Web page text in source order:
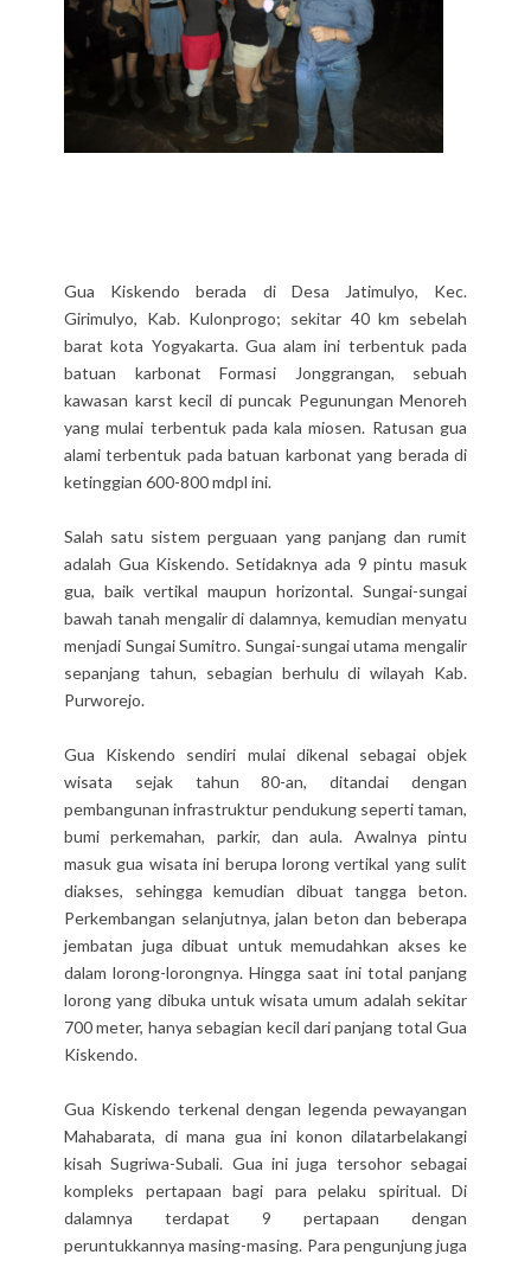
Gua Kiskendo berada di Desa Jatimulyo, Kec.
Girimulyo, Kab. Kulonprogo; sekitar 40 km sebelah
barat kota Yogyakarta. Gua alam ini terbentuk pada
batuan karbonat Formasi Jonggrangan, sebuah
kawasan karst kecil di puncak Pegunungan Menoreh
yang mulai terbentuk pada kala miosen. Ratusan gua
alami terbentuk pada batuan karbonat yang berada di
ketinggian 600-800 mdpl ini.
Salah satu sistem perguaan yang panjang dan rumit
adalah Gua Kiskendo. Setidaknya ada 9 pintu masuk
gua, baik vertikal maupun horizontal. Sungai-sungai
bawah tanah mengalir di dalamnya, kemudian menyatu
menjadi Sungai Sumitro. Sungai-sungai utama mengalir
sepanjang tahun, sebagian berhulu di wilayah Kab.
Purworejo.
Gua Kiskendo sendiri mulai dikenal sebagai objek
wisata sejak tahun 80-an, ditandai dengan
pembangunan infrastruktur pendukung seperti taman,
bumi perkemahan, parkir, dan aula. Awalnya pintu
masuk gua wisata ini berupa lorong vertikal yang sulit
diakses, sehingga kemudian dibuat tangga beton.
Perkembangan selanjutnya, jalan beton dan beberapa
jembatan juga dibuat untuk memudahkan akses ke
dalam lorong-lorongnya. Hingga saat ini total panjang
lorong yang dibuka untuk wisata umum adalah sekitar
700 meter, hanya sebagian kecil dari panjang total Gua
Kiskendo.
Gua Kiskendo terkenal dengan legenda pewayangan
Mahabarata, di mana gua ini konon dilatarbelakangi
kisah Sugriwa-Subali. Gua ini juga tersohor sebagai
kompleks pertapaan bagi para pelaku spiritual. Di
dalamnya terdapat 9 pertapaan dengan
peruntukkannya masing-masing. Para pengunjung juga